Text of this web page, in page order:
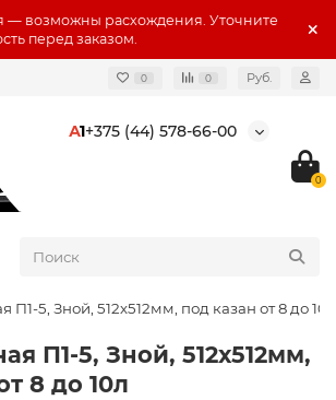
— возможны расхождения. Уточните
перед заказом.
0 0 Руб.
А1+375 (44) 578-66-00
0
П1-5, Зной, 512х512мм, под казан от 8 до 10л
П1-5, Зной, 512х512мм,
8 до 10л